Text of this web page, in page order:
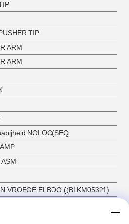
TIP
ARM
ARM
NOLOC(SEQ
VROEGE ELBOO ((BLKM05321)
teeth6 split tube